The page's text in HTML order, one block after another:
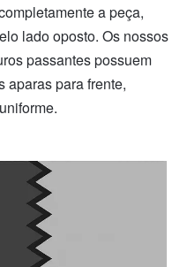
a peça,
lado oposto. Os nossos
passantes possuem
aparas para frente,